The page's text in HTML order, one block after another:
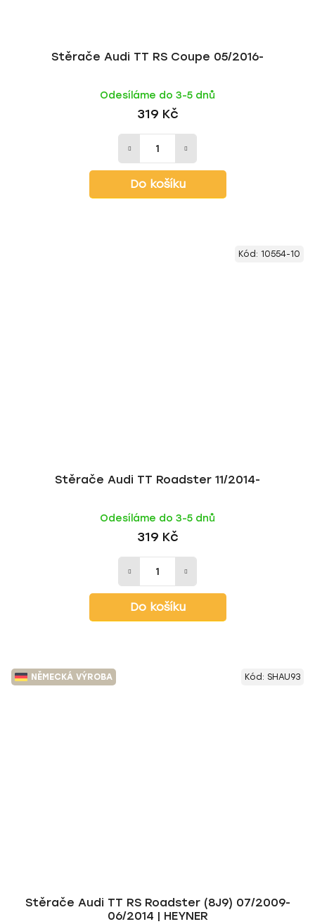
Stěrače Audi TT RS Coupe 05/2016-
Odesíláme do 3-5 dnů
319 Kč
Do košíku
Stěrače Audi TT Roadster 11/2014-
Odesíláme do 3-5 dnů
319 Kč
Do košíku
Kód: 10554-10
NĚMECKÁ VÝROBA
Stěrače Audi TT RS Roadster (8J9) 07/2009-
06/2014 | HEYNER
Kód: SHAU93